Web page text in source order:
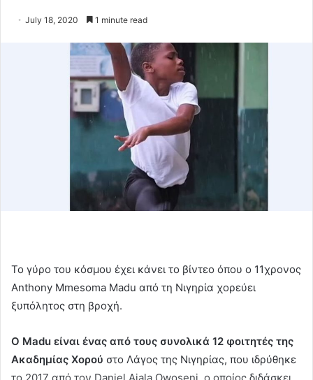
July 18, 2020 1 minute read
Το γύρο του κόσμου έχει κάνει το βίντεο όπου ο 11χρονος
Anthony Mmesoma Madu από τη Νιγηρία χορεύει
ξυπόλητος στη βροχή.
Ο Madu είναι ένας από τους συνολικά 12 φοιτητές της
Ακαδημίας Χορού στο Λάγος της Νιγηρίας, που ιδρύθηκε